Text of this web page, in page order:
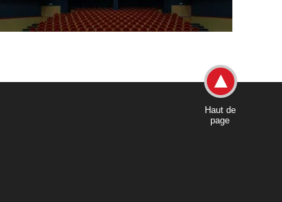
Haut de
page